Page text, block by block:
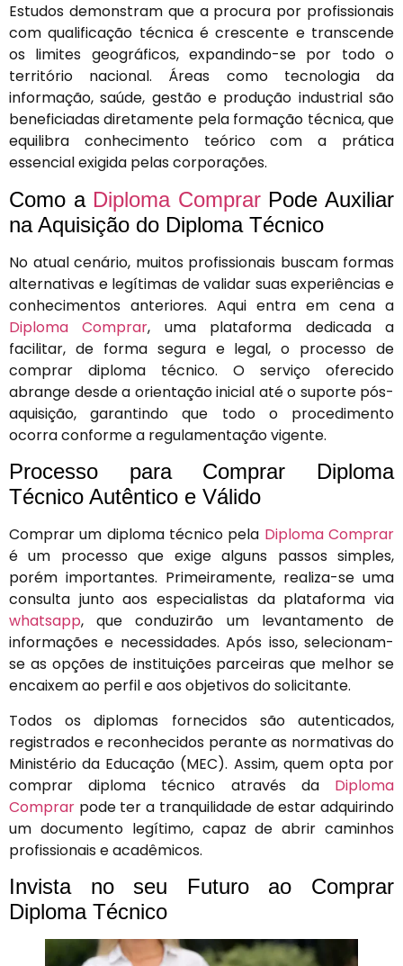
Estudos demonstram que a procura por profissionais
com qualificação técnica é crescente e transcende
os limites geográficos, expandindo-se por todo o
território nacional. Áreas como tecnologia da
informação, saúde, gestão e produção industrial são
beneficiadas diretamente pela formação técnica, que
equilibra conhecimento teórico com a prática
essencial exigida pelas corporações.
Como a Diploma ComprarPode Auxiliar
na Aquisição do Diploma Técnico
No atual cenário, muitos profissionais buscam formas
alternativas e legítimas de validar suas experiências e
conhecimentos anteriores. Aqui entra em cena a
Diploma Comprar, uma plataforma dedicada a
facilitar, de forma segura e legal, o processo de
comprar diploma técnico. O serviço oferecido
abrange desde a orientação inicial até o suporte pós-
aquisição, garantindo que todo o procedimento
ocorra conforme a regulamentação vigente.
Processo para Comprar Diploma
Técnico Autêntico e Válido
Comprar um diploma técnico pela Diploma Comprar
é um processo que exige alguns passos simples,
porém importantes. Primeiramente, realiza-se uma
consulta junto aos especialistas da plataforma via
whatsapp, que conduzirão um levantamento de
informações e necessidades. Após isso, selecionam-
se as opções de instituições parceiras que melhor se
encaixem ao perfil e aos objetivos do solicitante.
Todos os diplomas fornecidos são autenticados,
registrados e reconhecidos perante as normativas do
Ministério da Educação (MEC). Assim, quem opta por
comprar diploma técnico através da Diploma
Comprar pode ter a tranquilidade de estar adquirindo
um documento legítimo, capaz de abrir caminhos
profissionais e acadêmicos.
Invista no seu Futuro ao Comprar
Diploma Técnico